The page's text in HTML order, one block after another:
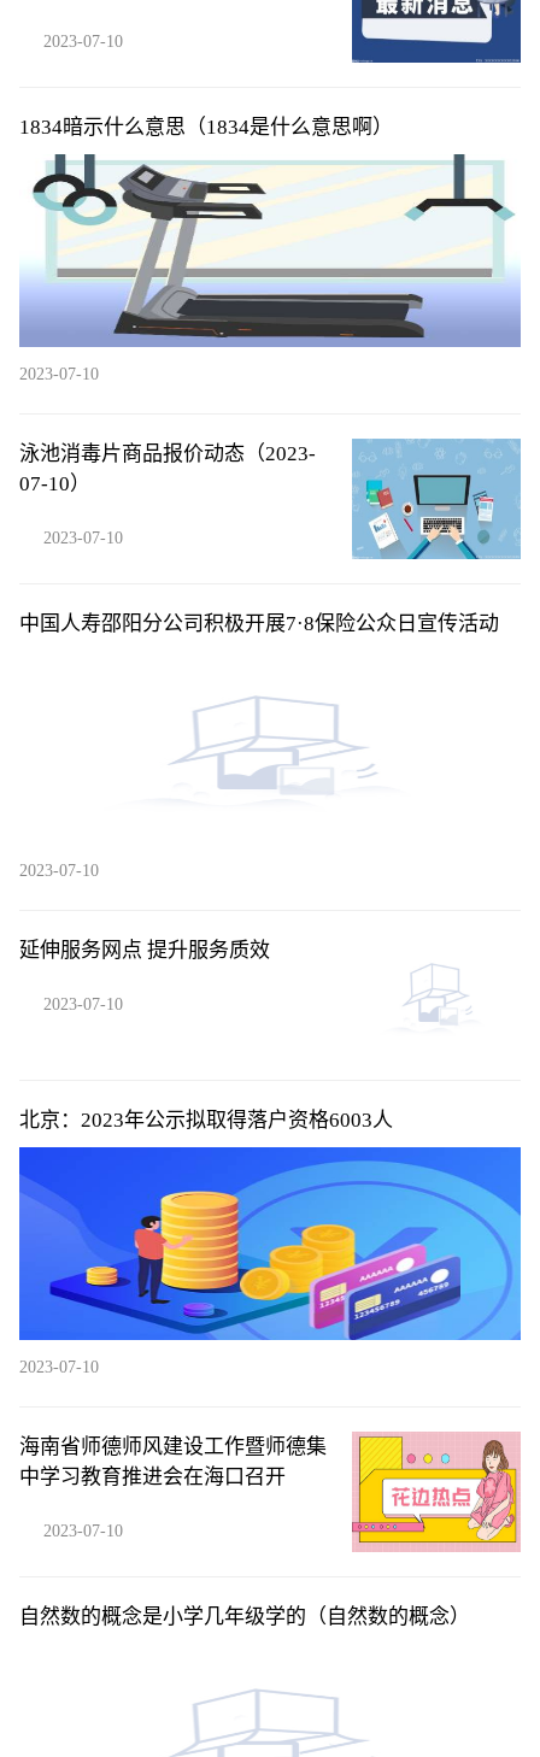
2023-07-10
1834暗示什么意思（1834是什么意思啊）
2023-07-10
泳池消毒片商品报价动态（2023-
07-10）
2023-07-10
中国人寿邵阳分公司积极开展7·8保险公众日宣传活动
2023-07-10
延伸服务网点 提升服务质效
2023-07-10
北京：2023年公示拟取得落户资格6003人
2023-07-10
海南省师德师风建设工作暨师德集
中学习教育推进会在海口召开
2023-07-10
自然数的概念是小学几年级学的（自然数的概念）